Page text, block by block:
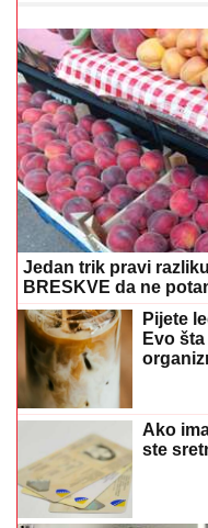
Jedan trik pravi
BRESKVE da ne
Pijete
Evo
Ako
ste